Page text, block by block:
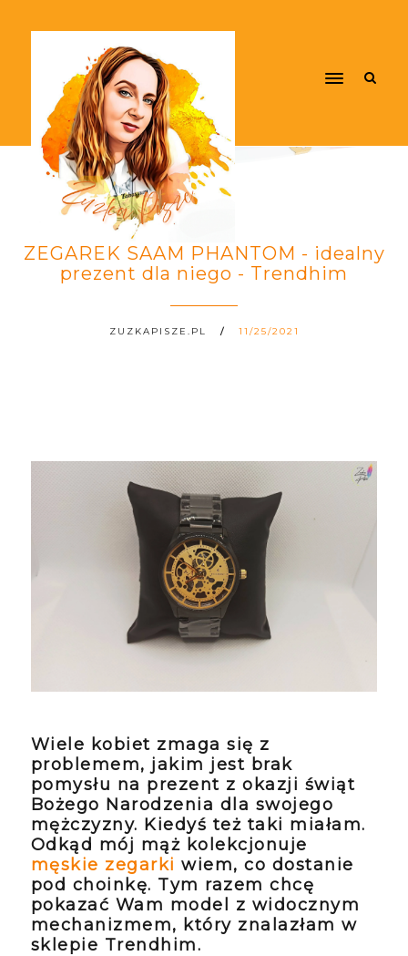
ZEGAREK SAAM PHANTOM - idealny
prezent dla niego - Trendhim
ZUZKAPISZE.PL 11/25/2021
Wiele kobiet zmaga się z
problemem, jakim jest brak
pomysłu na prezent z okazji świąt
Bożego Narodzenia dla swojego
mężczyzny. Kiedyś też taki miałam.
Odkąd mój mąż kolekcjonuje
męskie zegarki wiem, co dostanie
pod choinkę. Tym razem chcę
pokazać Wam model z widocznym
mechanizmem, który znalazłam w
sklepie Trendhim.